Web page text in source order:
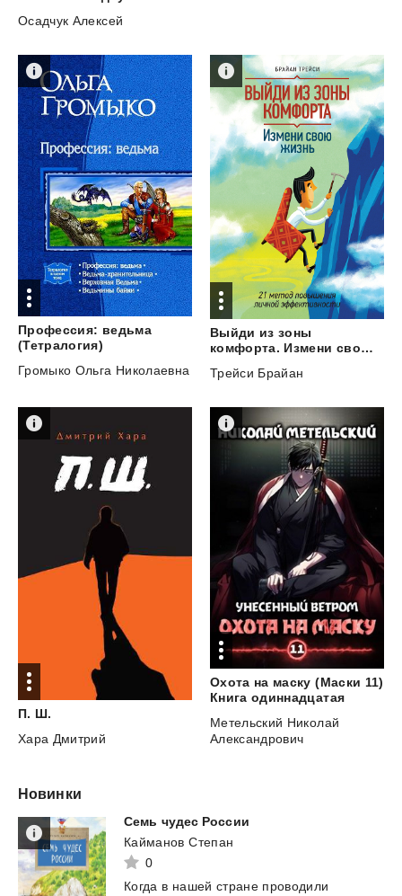
Осадчук Алексей
Профессия: ведьма
(Тетралогия)
Громыко Ольга Николаевна
Выйди из зоны
комфорта. Измени свою жизнь. 21 метод повышения личной эффективности
Трейси Брайан
П. Ш.
Хара Дмитрий
Охота на маску (Маски 11)
Книга одиннадцатая
Метельский Николай
Александрович
Новинки
Семь чудес России
Кайманов Степан
0
Когда в нашей стране проводили